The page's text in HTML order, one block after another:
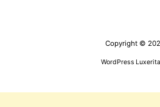
Copyright ©
WordPress